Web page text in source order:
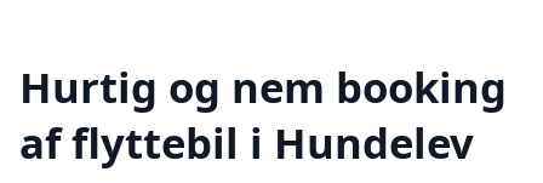
Hurtig og nem booking
af flyttebil i Hundelev